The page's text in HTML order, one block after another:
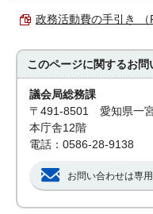
政務活動費の手引き （
このページに関するお問
議会局総務課
〒491-8501 愛知県一
本庁舎12階
電話：0586-28-9138
お問い合わせは専